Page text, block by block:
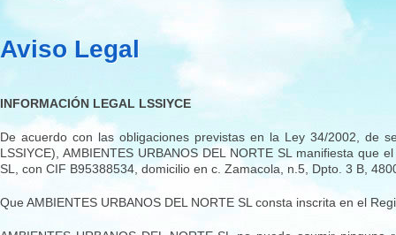
Aviso Legal
INFORMACIÓN LEGAL LSSIYCE
De acuerdo con las obligaciones previstas en la Ley 34/2002, de
LSSIYCE), AMBIENTES URBANOS DEL NORTE SL manifiesta que
SL, con CIF B95388534, domicilio en c. Zamacola, n.5, Dpto. 3 B,
Que AMBIENTES URBANOS DEL NORTE SL consta inscrita en el